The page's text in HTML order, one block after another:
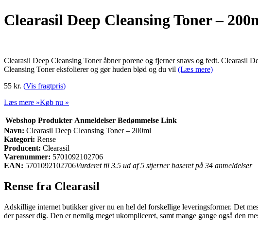
Clearasil Deep Cleansing Toner –
Clearasil Deep Cleansing Toner åbner porene og fjerner snavs og fedt. Clearasil
Cleansing Toner eksfolierer og gør huden blød og du vil (Læs mere)
55 kr. (Vis fragtpris)
Læs mere »Køb nu »
Webshop Produkter Anmeldelser Bedømmelse Link
Navn: Clearasil Deep Cleansing Toner – 200ml
Kategori: Rense
Producent: Clearasil
Varenummer: 5701092102706
EAN: 5701092102706Vurderet til 3.5 ud af 5 stjerner baseret på 34 anmeldelser
Rense fra Clearasil
Adskillige internet butikker giver nu en hel del forskellige leveringsformer. Det
der passer dig. Den er nemlig meget ukompliceret, samt mange gange også den